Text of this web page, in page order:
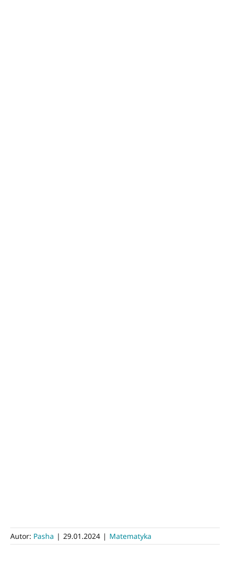
Autor: Pasha | 29.01.2024 | Matematyka